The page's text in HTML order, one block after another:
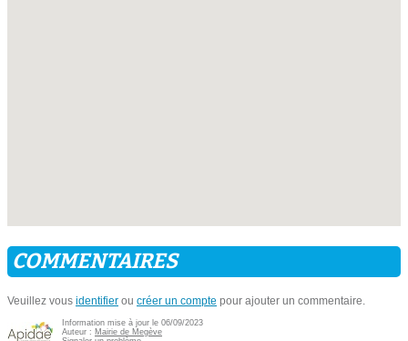
COMMENTAIRES
Veuillez vous identifier ou créer un compte pour ajouter un commentaire.
Information mise à jour le 06/09/2023
Auteur : Mairie de Megève